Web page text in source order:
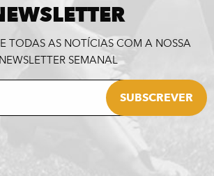
TODAS AS NOTÍCIAS COM A NOSSA
NEWSLETTER SEMANAL